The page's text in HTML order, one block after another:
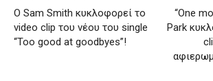
Ο Sam Smith κυκλοφορεί το
video clip του νέου του single
“Too good at goodbyes”!
“One
Park